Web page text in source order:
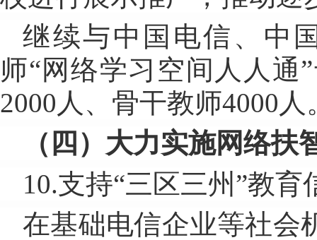
继续与中国电信、中
师“网络学习空间人人通
2000人、骨干教师4000人
（四）大力实施网络扶
10.支持“三区三州”教育
在基础电信企业等社会